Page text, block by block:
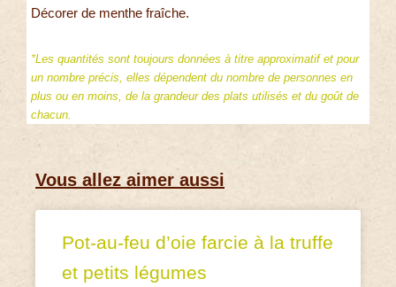
Décorer de menthe fraîche.
*Les quantités sont toujours données à titre approximatif et pour
un nombre précis, elles dépendent du nombre de personnes en
plus ou en moins, de la grandeur des plats utilisés et du goût de
chacun.
Vous allez aimer aussi
Pot-au-feu d’oie farcie à la truffe
et petits légumes